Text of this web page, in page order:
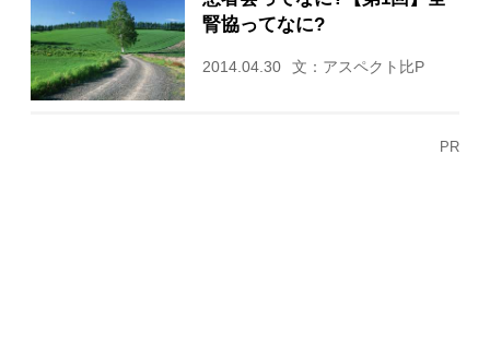
腎協ってなに?
2014.04.30 文：アスペクト比P
PR